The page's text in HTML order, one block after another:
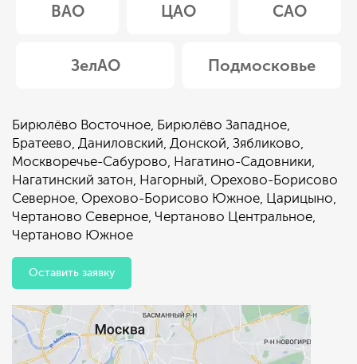
ВАО ЦАО САО
ЗелАО Подмосковье
Бирюлёво Восточное, Бирюлёво Западное,
Братеево, Даниловский, Донской, Зябликово,
Москворечье-Сабурово, Нагатино-Садовники,
Нагатинский затон, Нагорный, Орехово-Борисово
Северное, Орехово-Борисово Южное, Царицыно,
Чертаново Северное, Чертаново Центральное,
Чертаново Южное
Оставить заявку